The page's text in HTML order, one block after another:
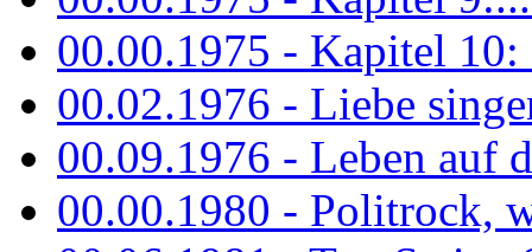
00.00.1975 - Kapitel
00.02.1976 - Liebe
00.09.1976 - Leben auf
00.00.1980 - Politrock,